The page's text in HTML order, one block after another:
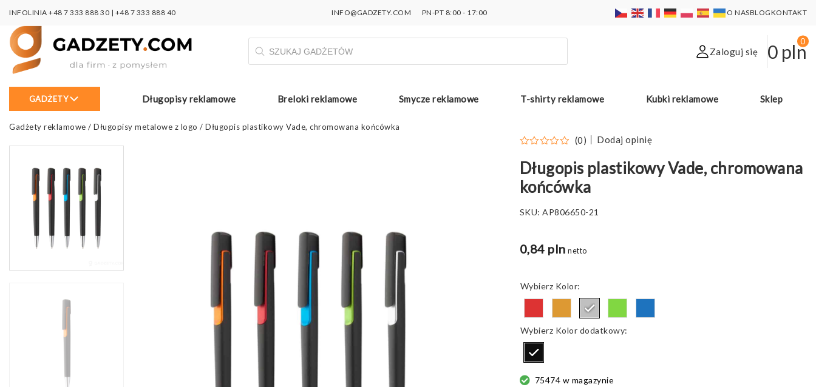
INFOLINIA +48 7 333 888 30 | +48 7 333 888 40 INFO@GADZETY.COM PN-PT 8:00 - 17:00 O NASBLOGKONTAKT
Wyszukiwarka
produktów
Zaloguj się 0 pln
0
GADŻETY Długopisy reklamowe Breloki reklamowe Smycze reklamowe T-shirty reklamowe Kubki reklamowe Sklep
Gadżety reklamowe / Długopisy metalowe z logo / Długopis plastikowy Vade, chromowana końcówka
(0) Dodaj opinię
Długopis plastikowy Vade, chromowana
końcówka
SKU:AP806650-21
0,84 pln netto
Kolor
Kolor dodatkowy
75474 w magazynie